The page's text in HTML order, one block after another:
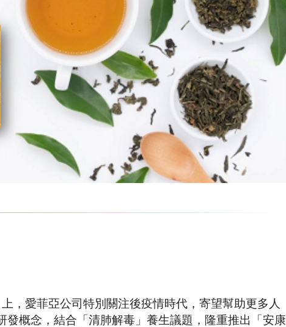
，愛菲亞公司特別關注後疫情時代，寄望幫助更多人
概念，結合「清肺解毒」養生議題，隆重推出「安康